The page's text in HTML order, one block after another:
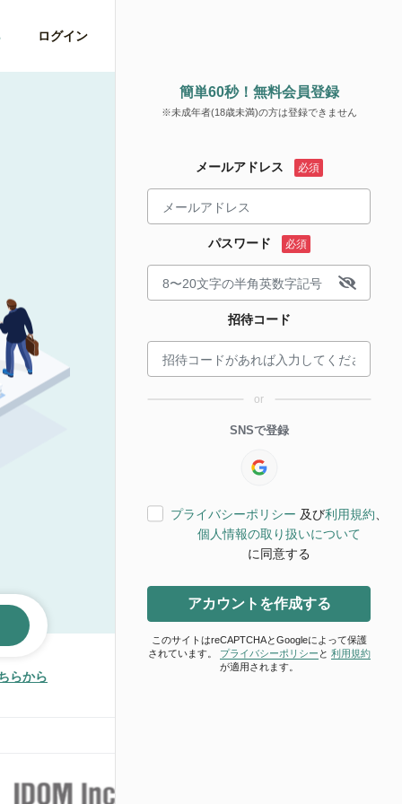
ログイン
簡単60秒！無料会員登録
※未成年者(18歳未満)の方は登録できません
メールアドレス
パスワード
招待コード
or
SNSで登録
プライバシーポリシー 及び利用規約
個人情報の取り扱いについて
に同意する
アカウントを作成する
このサイトはreCAPTCHAとGoogleによって保護
されています。
プライバシーポリシー と 利用規約
が適用されます。
らから